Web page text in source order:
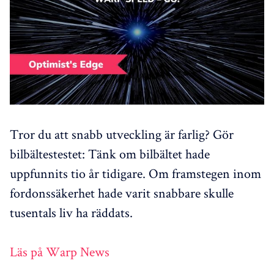
Tror du att snabb utveckling är farlig? Gör
bilbältestestet: Tänk om bilbältet hade
uppfunnits tio år tidigare. Om framstegen inom
fordonssäkerhet hade varit snabbare skulle
tusentals liv ha räddats.
Läs på Warp News